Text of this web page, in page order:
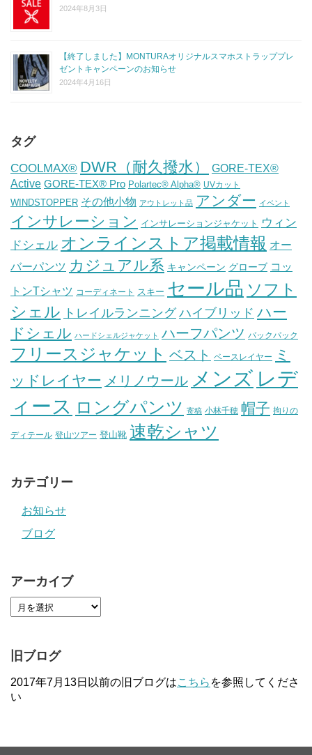
2024年8月3日
【終了しました】MONTURAオリジナルスマホストラッププレ
ゼントキャンペーンのお知らせ
2024年4月16日
タグ
COOLMAX® DWR（耐久撥水）
GORE-TEX®
Active GORE-TEX® Pro Polartec® Alpha® UVカット
WINDSTOPPER その他小物 アウトレット品 アンダー イベント
インサレーション インサレーションジャケット ウィン
ドシェル オンラインストア掲載情報 オー
バーパンツ カジュアル系 キャンペーン グローブ コッ
トンTシャツ コーディネート スキー セール品 ソフト
シェル トレイルランニング ハイブリッド ハー
ドシェル ハードシェルジャケット ハーフパンツ バックパック
フリースジャケット ベスト ベースレイヤー
ミ
ッドレイヤー メリノウール メンズ レデ
ィース ロングパンツ 寄稿 小林千穂 帽子 拘りの
ディテール 登山ツアー 登山靴 速乾シャツ
カテゴリー
お知らせ
ブログ
アーカイブ
旧ブログ
2017年7月13日以前の旧ブログはこちら を参照してくださ
い